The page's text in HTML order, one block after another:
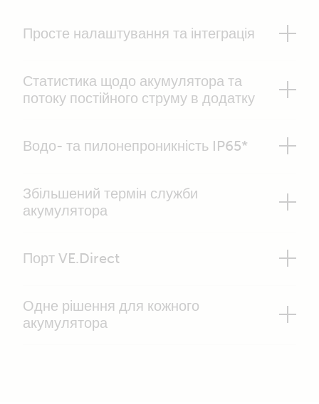
Просте налаштування та інтеграція
Статистика щодо акумулятора та
потоку постійного струму в додатку
Водо- та пилонепроникність IP65*
Збільшений термін служби
акумулятора
Порт VE.Direct
Одне рішення для кожного
акумулятора